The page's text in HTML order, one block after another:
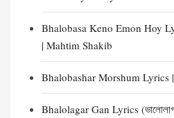
Bhalobasa Keno Emon Hoy
| Mahtim Shakib
Bhalobashar Morshum Lyrics |
Bhalolagar Gan Lyrics